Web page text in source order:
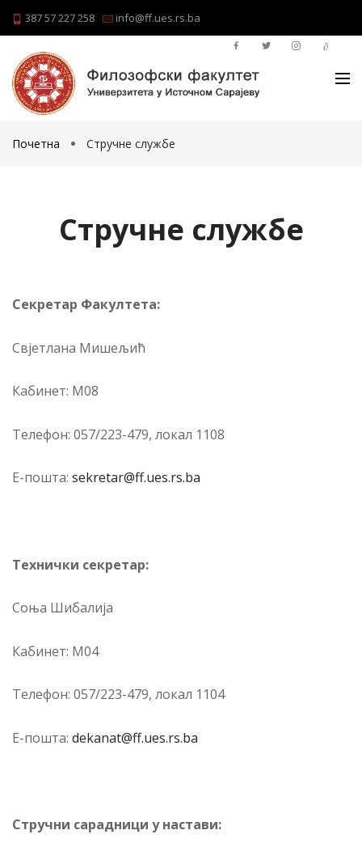
387 57 227 258 info@ff.ues.rs.ba
Почетна Стручне службе
Стручне службе
Се­кре­тар Факултета:
Свје­тла­на Мишељић
Ка­би­нет: М08
Те­ле­фон: 057/223-479, ло­кал 1108
Е-по­шта: sekretar@ff.ues.rs.ba
Тех­нич­ки се­кре­тар:
Соња Шибалија
Ка­би­нет: М04
Те­ле­фон: 057/223-479, ло­кал 1104
Е-по­шта: dekanat@ff.ues.rs.ba
Струч­ни са­рад­ници у на­ста­ви: